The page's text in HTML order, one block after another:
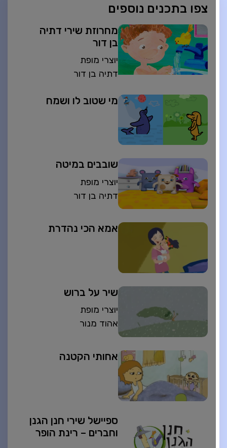
צפו בתכנים נוספים
מחרוזת שירי דתיה
בן דור
יוצרי מופת
דתיה בן דור
מי שטוב לו ושמח
שובבים במיטה
יוצרי מופת
דתיה בן דור
אמא הכי נהדרת
שיר על ברוש
יוצרי מופת
אהוד מנור
אחותי הקטנה
ספיישל שירי חנן הגנן
וחברים – רינת הופר